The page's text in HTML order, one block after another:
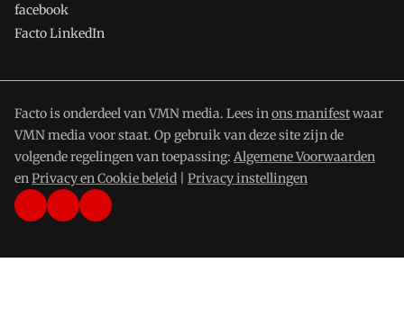
facebook
Facto LinkedIn
Facto is onderdeel van VMN media. Lees inons manifestwaar
VMN media voor staat. Op gebruik van deze site zijn de
volgende regelingen van toepassing: Algemene Voorwaarden
enPrivacy en Cookie beleid Privacy instellingen